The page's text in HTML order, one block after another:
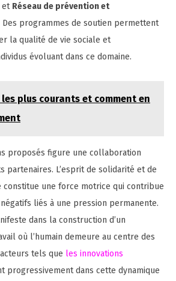
et Réseau de prévention et
Des programmes de soutien permettent
la qualité de vie sociale et
évoluant dans ce domaine.
plus courants et comment en
proposés figure une collaboration
partenaires. L’esprit de solidarité et de
constitue une force motrice qui contribue
liés à une pression permanente.
dans la construction d’un
où l’humain demeure au centre des
tels que les innovations
progressivement dans cette dynamique